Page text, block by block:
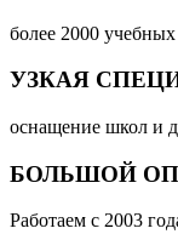
более 2000 учебных
УЗКАЯ
оснащение школ и
БОЛЬШОЙ
Работаем с 2003